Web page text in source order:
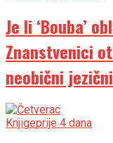
Je li ‘Bouba’
Znanstvenici
neobični
Knjigeprije 4 dana